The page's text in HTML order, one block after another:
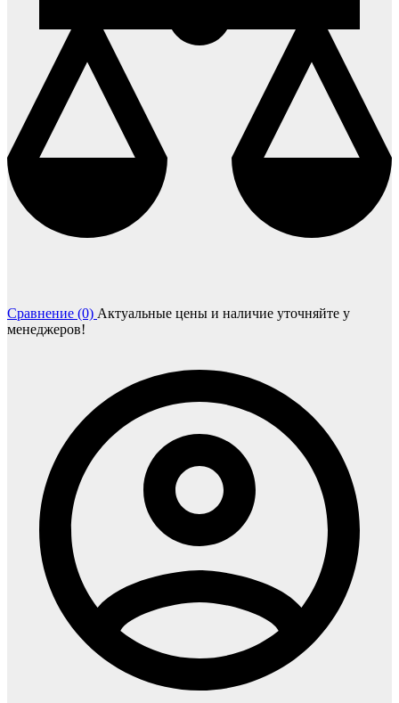
Сравнение (0) Актуальные цены и наличие уточняйте у
менеджеров!